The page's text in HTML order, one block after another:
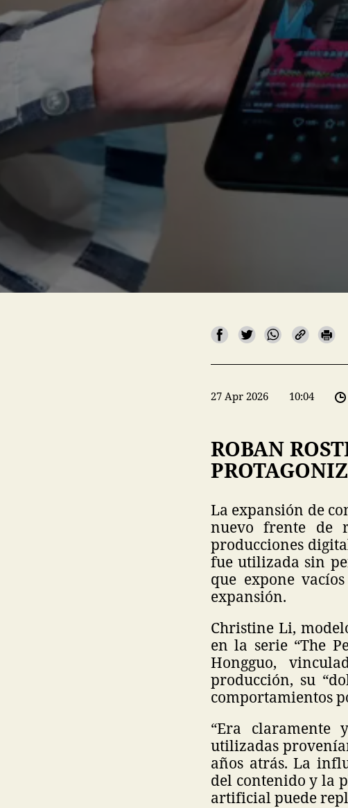
27 Apr 2026 10:04
ROBAN
La expansión de
nuevo frente de
producciones
fue utilizada sin
que expone
expansión.
Christine Li,
en la serie “The
Hongguo,
producción, su
comportamientos
“Era claramente
utilizadas
años atrás. La
del contenido y la
artificial puede